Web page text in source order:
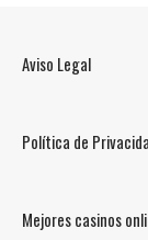
Aviso Legal
Política de
Mejores casinos